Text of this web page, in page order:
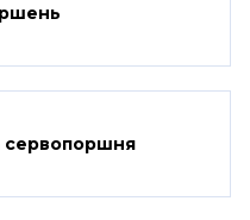
сервопоршня